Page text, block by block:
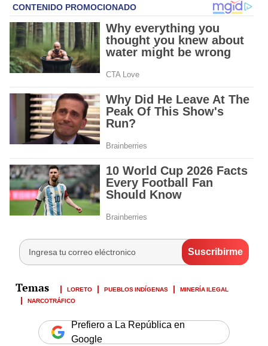
LORETO PUEBLOS INDÍGENAS
MINERÍA ILEGAL
NARCOTRÁFICO
Prefiero a La República en
Google